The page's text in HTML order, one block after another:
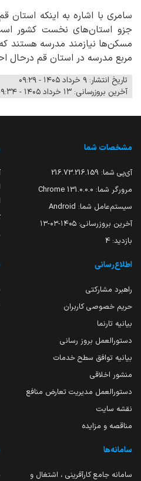
سامری با اشاره به اینکه
جزو استان‌های نخست کشور
مربع مدرسه در استان قم درحال
تاریخ انتشار: ۹ خرداد ۱۴۰۵ - ۰۹:۲۹
آخرین بروزرسانی: ۱۳ خرداد ۱۴۰۵ - ۰۹:۳۴
مشخصات شما
آی‌پی شما: 216.73.216.159
مرورگر شما: 131.0.0.0 Chrome
سیستم‌عامل شما: Android
آخرین بروزرسانی: ۱۴۰۵-۰۳-۱۳
بازدید: 4
اطلاع‌رسانی
راهبرد مشارکتی
حریم خصوصی کاربران
بیانیه تارنما
دستورالعمل بروز رسانی
بیانیه توافق سطح خدمات
منشور اخلاقی
دستورالعمل مدیریت تعارض منافع
نقشه سایت
مناقصه و مزایده
سامانه‌ها
سامانه جامع کارآفرینی ، اشتغال و